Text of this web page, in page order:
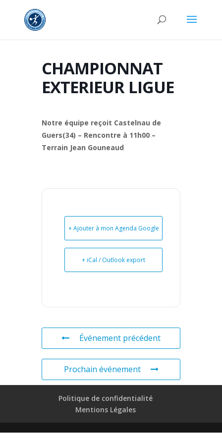
CHAMPIONNAT
EXTERIEUR LIGUE
Notre équipe reçoit Castelnau de
Guers(34) – Rencontre à 11h00 –
Terrain Jean Gouneaud
+ Ajouter à mon Agenda Google
+ iCal / Outlook export
Événement précédent
Prochain événement
Politique de confidentialité
Mentions Légales